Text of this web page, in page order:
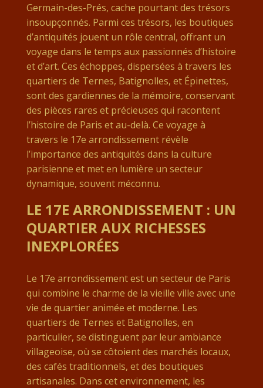
Germain-des-Prés, cache pourtant des trésors
insoupçonnés. Parmi ces trésors, les boutiques
d’antiquités jouent un rôle central, offrant un
voyage dans le temps aux passionnés d’histoire
et d’art. Ces échoppes, dispersées à travers les
quartiers de Ternes, Batignolles, et Épinettes,
sont des gardiennes de la mémoire, conservant
des pièces rares et précieuses qui racontent
l’histoire de Paris et au-delà. Ce voyage à
travers le 17e arrondissement révèle
l’importance des antiquités dans la culture
parisienne et met en lumière un secteur
dynamique, souvent méconnu.
LE 17E ARRONDISSEMENT : UN
QUARTIER AUX RICHESSES
INEXPLORÉES
Le 17e arrondissement est un secteur de Paris
qui combine le charme de la vieille ville avec une
vie de quartier animée et moderne. Les
quartiers de Ternes et Batignolles, en
particulier, se distinguent par leur ambiance
villageoise, où se côtoient des marchés locaux,
des cafés traditionnels, et des boutiques
artisanales. Dans cet environnement, les